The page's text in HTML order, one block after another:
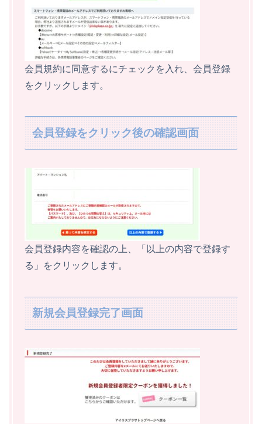
会員規約に同意するにチェックを入れ、会員登録
をクリックします。
会員登録をクリック後の確認画面
会員登録内容を確認の上、「以上の内容で登録す
る」をクリックします。
新規会員登録完了画面